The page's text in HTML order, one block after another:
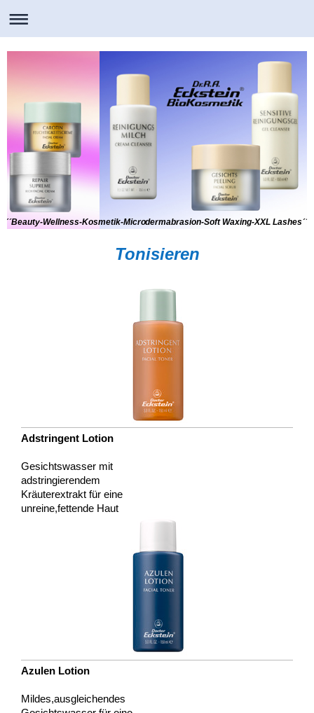
´´Beauty-Wellness-Kosmetik-Microdermabrasion-Soft Waxing-XXL Lashes´´
Tonisieren
Adstringent Lotion
Gesichtswasser mit
adstringierendem
Kräuterextrakt für eine
unreine,fettende Haut
Azulen Lotion
Mildes,ausgleichendes